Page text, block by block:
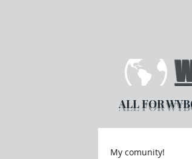
ALL FOR
My comunity!